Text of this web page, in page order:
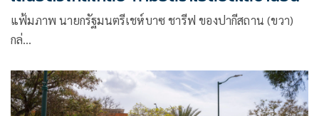
แฟ้มภาพ นายกรัฐมนตรีเชห์บาซ ชารีฟ ของปากีสถาน (ขวา)
กล่…